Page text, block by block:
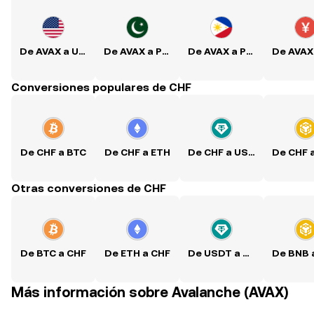
De AVAX a USD De AVAX a PKR De AVAX a PHP
Conversiones populares de CHF
De CHF a BTC De CHF a ETH De CHF a USDT De CHF
Otras conversiones de CHF
De BTC a CHF De ETH a CHF De USDT a CHF De BNB
Más información sobre Avalanche (AVAX)